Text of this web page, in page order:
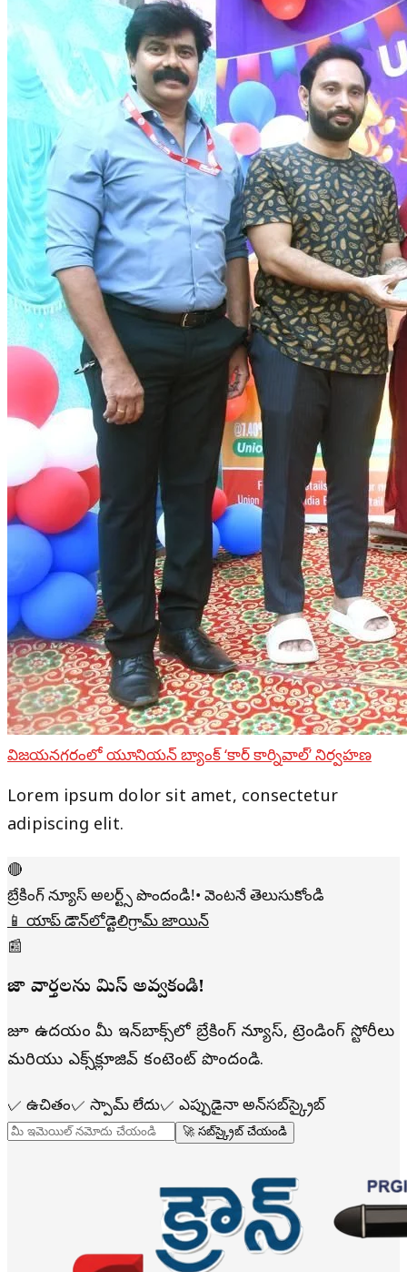
విజయనగరంలో యూనియన్ బ్యాంక్ ‘కార్ కార్నివాల్’ నిర్వహణ
Lorem ipsum dolor sit amet, consectetur
adipiscing elit.
🔴
బ్రేకింగ్ న్యూస్ అలర్ట్స్ పొందండి!• వెంటనే తెలుసుకోండి
📱 యాప్ డౌన్‌లోడ్టెలిగ్రామ్ జాయిన్
📰
తాజా వార్తలను మిస్ అవ్వకండి!
రోజూ ఉదయం మీ ఇన్‌బాక్స్‌లో బ్రేకింగ్ న్యూస్, ట్రెండింగ్ స్టోరీలు
మరియు ఎక్స్‌క్లూజివ్ కంటెంట్ పొందండి.
✓ ఉచితం✓ స్పామ్ లేదు✓ ఎప్పుడైనా అన్‌సబ్‌స్క్రైబ్
🚀 సబ్‌స్క్రైబ్ చేయండి